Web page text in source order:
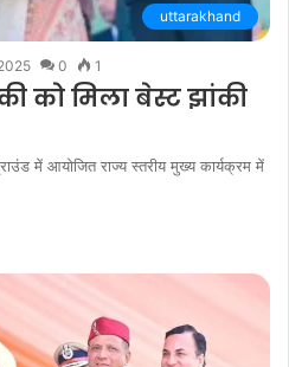
uttarakhand
0 1
को मिला बेस्ट झांकी
में आयोजित राज्य स्तरीय मुख्य कार्यक्रम में